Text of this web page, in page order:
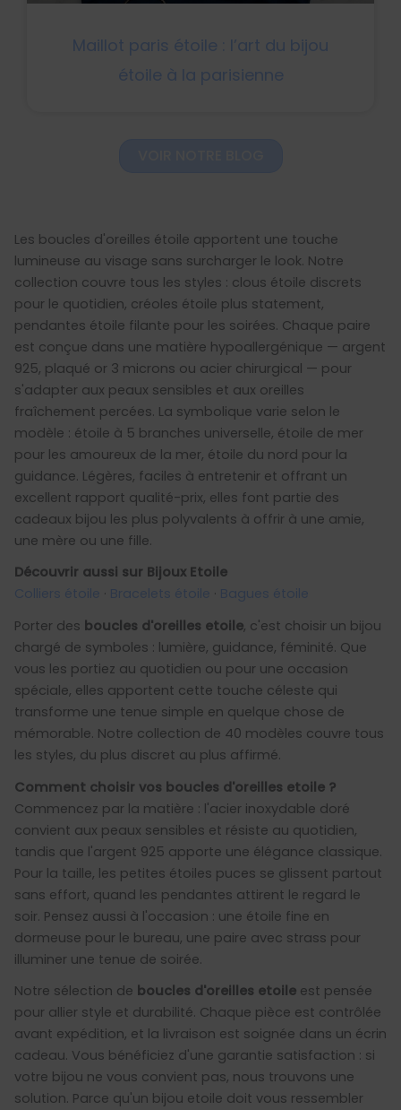
Maillot paris étoile : l’art du bijou
étoile à la parisienne
Les boucles d'oreilles étoile apportent une touche
lumineuse au visage sans surcharger le look. Notre
collection couvre tous les styles : clous étoile discrets
pour le quotidien, créoles étoile plus statement,
pendantes étoile filante pour les soirées. Chaque paire
est conçue dans une matière hypoallergénique — argent
925, plaqué or 3 microns ou acier chirurgical — pour
s'adapter aux peaux sensibles et aux oreilles
fraîchement percées. La symbolique varie selon le
modèle : étoile à 5 branches universelle, étoile de mer
pour les amoureux de la mer, étoile du nord pour la
guidance. Légères, faciles à entretenir et offrant un
excellent rapport qualité-prix, elles font partie des
cadeaux bijou les plus polyvalents à offrir à une amie,
une mère ou une fille.
Découvrir aussi sur Bijoux Etoile
Colliers étoile · Bracelets étoile · Bagues étoile
Porter des boucles d'oreilles etoile, c'est choisir un bijou
chargé de symboles : lumière, guidance, féminité. Que
vous les portiez au quotidien ou pour une occasion
spéciale, elles apportent cette touche céleste qui
transforme une tenue simple en quelque chose de
mémorable. Notre collection de 40 modèles couvre tous
les styles, du plus discret au plus affirmé.
Comment choisir vos boucles d'oreilles etoile ?
Commencez par la matière : l'acier inoxydable doré
convient aux peaux sensibles et résiste au quotidien,
tandis que l'argent 925 apporte une élégance classique.
Pour la taille, les petites étoiles puces se glissent partout
sans effort, quand les pendantes attirent le regard le
soir. Pensez aussi à l'occasion : une étoile fine en
dormeuse pour le bureau, une paire avec strass pour
illuminer une tenue de soirée.
Notre sélection de boucles d'oreilles etoile est pensée
pour allier style et durabilité. Chaque pièce est contrôlée
avant expédition, et la livraison est soignée dans un écrin
cadeau. Vous bénéficiez d'une garantie satisfaction : si
votre bijou ne vous convient pas, nous trouvons une
solution. Parce qu'un bijou etoile doit vous ressembler